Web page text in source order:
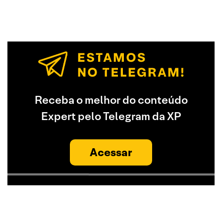
Receba o melhor do conteúdo
Expert pelo Telegram da XP
Acessar